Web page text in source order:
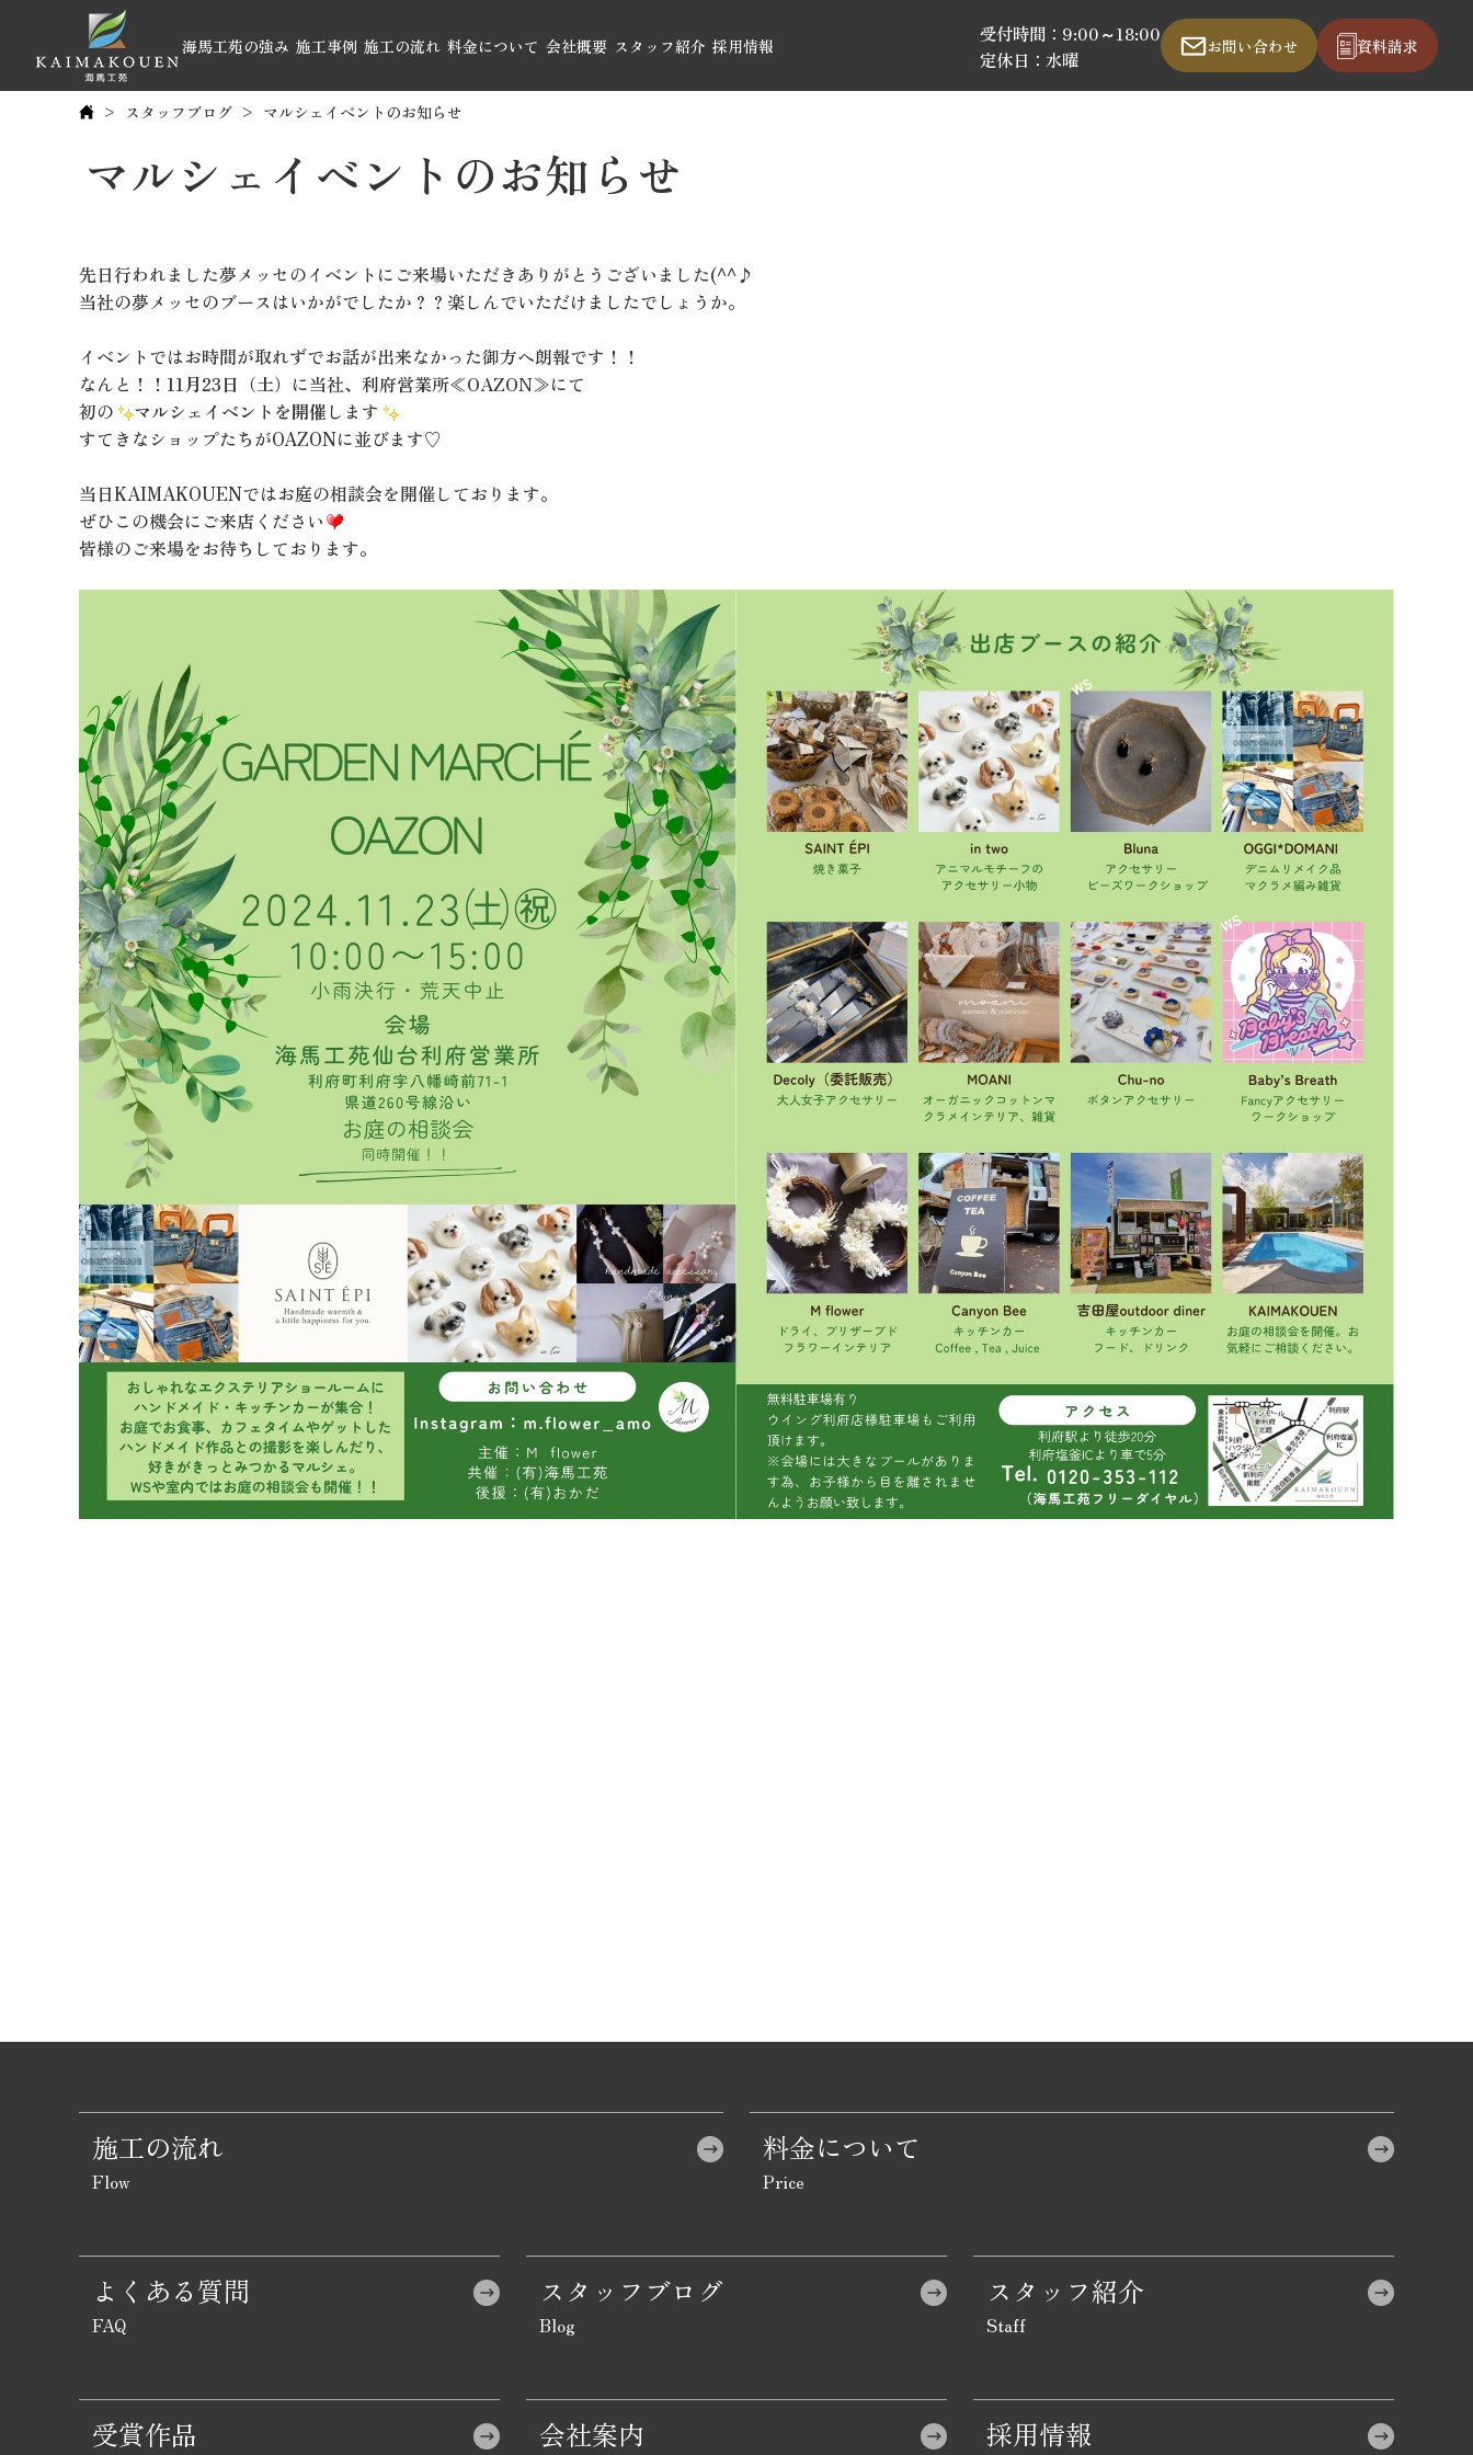
海馬工苑の強み 施工事例 施工の流れ 料金について 会社概要 スタッフ紹介 採用情報
受付時間：9:00～18:00
定休日：水曜
お問い合わせ 資料請求
スタッフブログ マルシェイベントのお知らせ
マルシェイベントのお知らせ
先日行われました夢メッセのイベントにご来場いただきありがとうございました(^^♪
当社の夢メッセのブースはいかがでしたか？？楽しんでいただけましたでしょうか。
イベントではお時間が取れずでお話が出来なかった御方へ朗報です！！
なんと！！ 11月23日（土） に当社、利府営業所≪OAZON≫にて
初の
マルシェイベントを開催します
すてきなショップたちがOAZONに並びます♡
当日KAIMAKOUENではお庭の相談会を開催しております。
ぜひこの機会にご来店ください
皆様のご来場をお待ちしております。
施工の流れ 料金について
よくある質問 スタッフブログ スタッフ紹介
受賞作品 会社案内 採用情報